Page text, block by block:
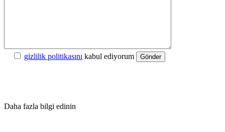
gizlilik politikasını kabul ediyorum Gönder
Daha fazla bilgi edinin